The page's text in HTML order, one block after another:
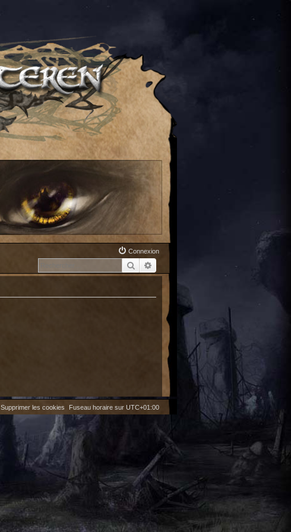
Connexion
Rechercher
Fuseau horaire sur UTC+01:00
Supprimer les cookies